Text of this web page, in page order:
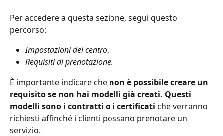
Per accedere a questa sezione, segui questo
percorso:
Impostazioni del centro,
Requisiti di prenotazione.
È importante indicare che non è possibile creare un
requisito se non hai modelli già creati. Questi
modelli sono i contratti o i certificati che verranno
richiesti affinché i clienti possano prenotare un
servizio.